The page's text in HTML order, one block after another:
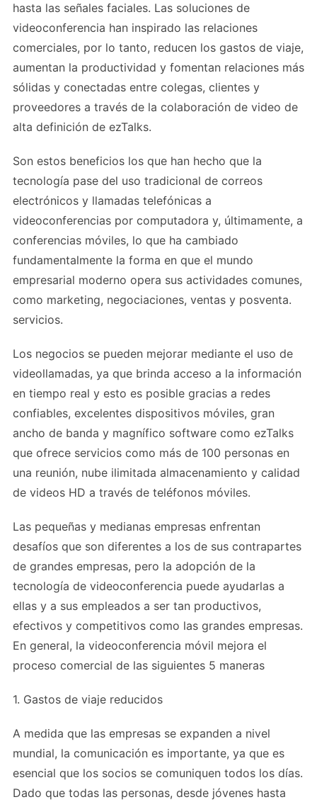
hasta las señales faciales. Las soluciones de
videoconferencia han inspirado las relaciones
comerciales, por lo tanto, reducen los gastos de viaje,
aumentan la productividad y fomentan relaciones más
sólidas y conectadas entre colegas, clientes y
proveedores a través de la colaboración de video de
alta definición de ezTalks.
Son estos beneficios los que han hecho que la
tecnología pase del uso tradicional de correos
electrónicos y llamadas telefónicas a
videoconferencias por computadora y, últimamente, a
conferencias móviles, lo que ha cambiado
fundamentalmente la forma en que el mundo
empresarial moderno opera sus actividades comunes,
como marketing, negociaciones, ventas y posventa.
servicios.
Los negocios se pueden mejorar mediante el uso de
videollamadas, ya que brinda acceso a la información
en tiempo real y esto es posible gracias a redes
confiables, excelentes dispositivos móviles, gran
ancho de banda y magnífico software como ezTalks
que ofrece servicios como más de 100 personas en
una reunión, nube ilimitada almacenamiento y calidad
de videos HD a través de teléfonos móviles.
Las pequeñas y medianas empresas enfrentan
desafíos que son diferentes a los de sus contrapartes
de grandes empresas, pero la adopción de la
tecnología de videoconferencia puede ayudarlas a
ellas y a sus empleados a ser tan productivos,
efectivos y competitivos como las grandes empresas.
En general, la videoconferencia móvil mejora el
proceso comercial de las siguientes 5 maneras
1. Gastos de viaje reducidos
A medida que las empresas se expanden a nivel
mundial, la comunicación es importante, ya que es
esencial que los socios se comuniquen todos los días.
Dado que todas las personas, desde jóvenes hasta